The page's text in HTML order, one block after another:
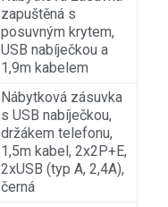
zapuštěná s
posuvným krytem,
USB nabíječkou a
1,9m kabelem
Nábytková zásuvka
s USB nabíječkou,
držákem telefonu,
1,5m kabel, 2x2P+E,
2xUSB (typ A, 2,4A),
černá